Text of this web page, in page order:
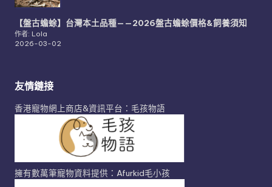
【盤古蟾蜍】台灣本土品種——2026盤古蟾蜍價格&飼養須知
作者: Lola
2026-03-02
友情鏈接
香港寵物網上商店&資訊平台：毛孩物語
擁有數萬筆寵物資料提供：Afurkid毛小孩